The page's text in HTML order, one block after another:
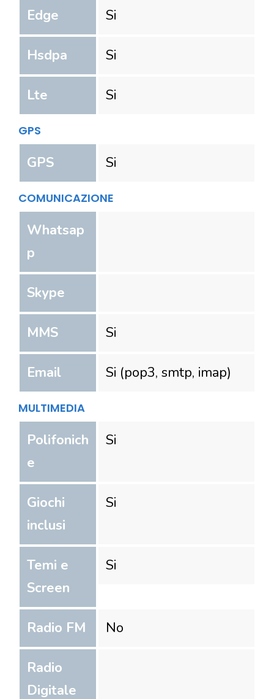
Edge Si
Hsdpa Si
Lte Si
GPS
GPS Si
COMUNICAZIONE
Whatsap
p
Skype
MMS Si
Email Si (pop3, smtp, imap)
MULTIMEDIA
Polifonich
e
Si
Giochi
inclusi
Si
Temi e
Screen
Si
Radio FM No
Radio
Digitale